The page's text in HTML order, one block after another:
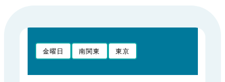
金曜日 南関東 東京